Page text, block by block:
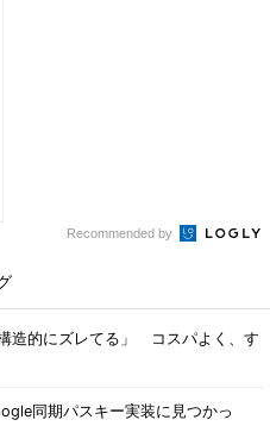
Recommended by
造的にズレてる」 コスパよく、す
同期パスキー実装に見つかっ